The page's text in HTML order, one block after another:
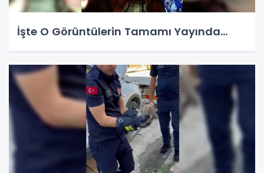
İşte O Görüntülerin Tamamı Yayında…